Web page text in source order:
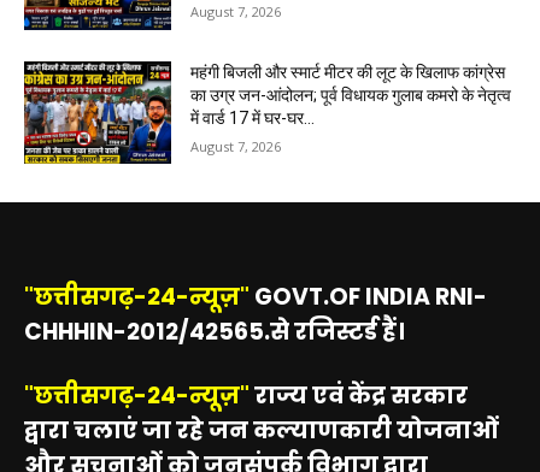
August 7, 2026
महंगी बिजली और स्मार्ट मीटर की लूट के खिलाफ कांग्रेस
का उग्र जन-आंदोलन; पूर्व विधायक गुलाब कमरो के नेतृत्व
में वार्ड 17 में घर-घर...
August 7, 2026
"छत्तीसगढ़-24-न्यूज़" GOVT.OF INDIA RNI-
CHHHIN-2012/42565.से रजिस्टर्ड हैं।
"छत्तीसगढ़-24-न्यूज़"राज्य एवं केंद्र सरकार
द्वारा चलाएं जा रहे जन कल्याणकारी योजनाओं